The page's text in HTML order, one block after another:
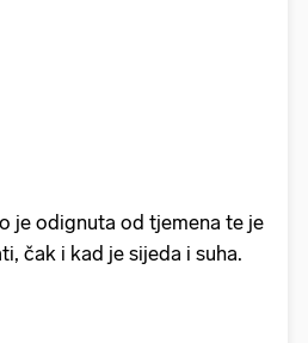
je odignuta od tjemena te je
čak i kad je sijeda i suha.